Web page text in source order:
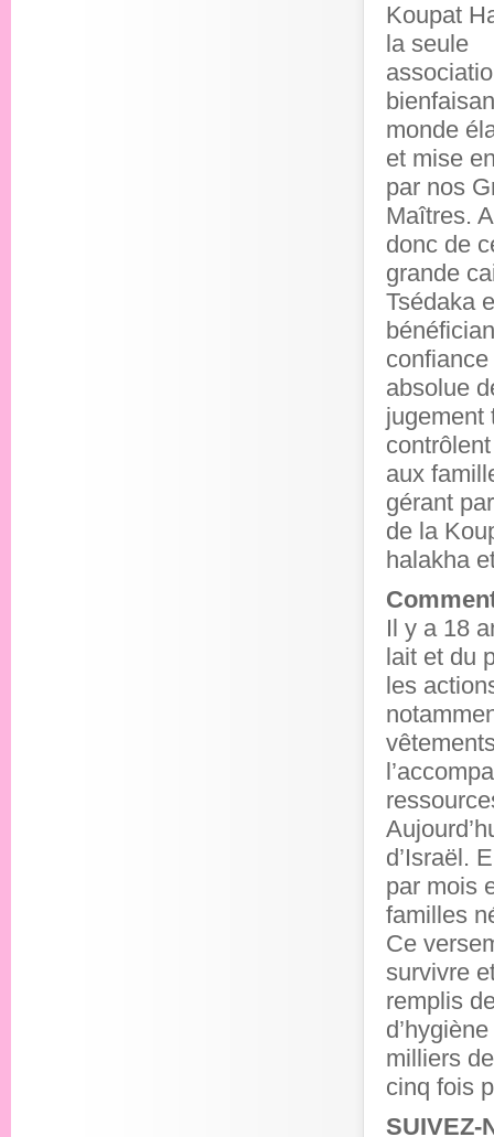
Koupat
la seule
monde
et mise
par nos
Maîtres.
donc de
grande
Tsédaka
confiance
absolue
jugement
aux
gérant
de la
halakha
Il y a 18
lait et du
les
d’Israël.
par mois
familles
Ce
survivre
remplis
milliers
cinq fois
SUIVEZ-